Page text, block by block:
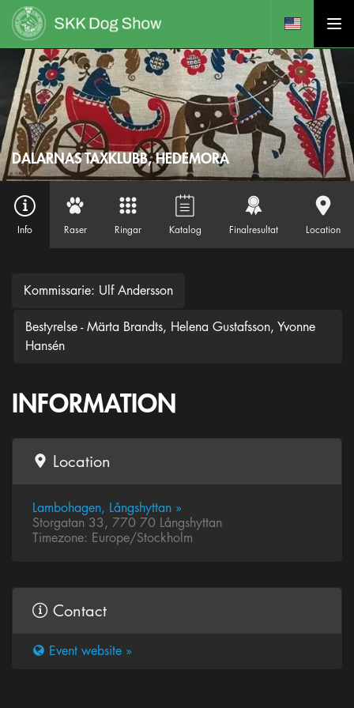
DALARNAS TAXKLUBB, HEDEMORA
Info Raser Ringar Katalog Finalresultat Location
Kommissarie: Ulf Andersson
Bestyrelse - Märta Brandts, Helena Gustafsson, Yvonne
Hansén
INFORMATION
Location
Lambohagen, Långshyttan »
Storgatan 33, 770 70 Långshyttan
Timezone: Europe/Stockholm
Contact
Event website »